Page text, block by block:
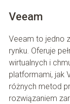
Veeam
Veeam to jedno
rynku. Oferuje
wirtualnych i
platformami, jak
różnych metod
rozwiązaniem